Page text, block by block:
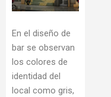
En el diseño de
bar se observan
los colores de
identidad del
local como gris,